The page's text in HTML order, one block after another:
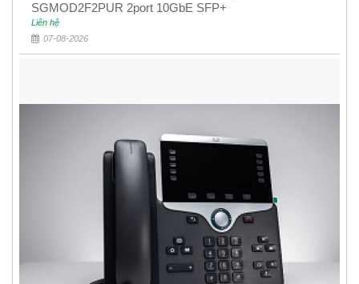
SGMOD2F2PUR 2port 10GbE SFP+
Liên hệ
07-08-2026